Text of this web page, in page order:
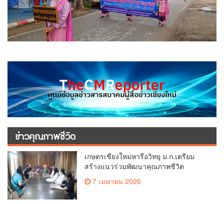
ข่าวคุณภาพชีวิต
เกษตรเชียงใหม่หารือวิทยุ ม.ก.เตรียม
สร้างแนวร่วมพัฒนาคุณภาพชีวิต
นโยบายสัมฤทธิ์ผล
7 เมษายน 2026